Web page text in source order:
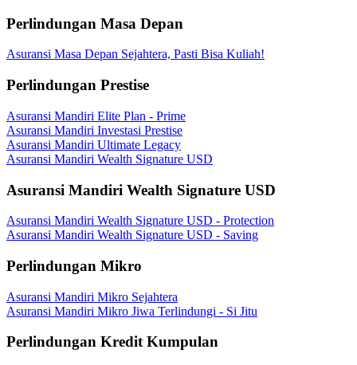
Perlindungan Masa Depan
Asuransi Masa Depan Sejahtera, Pasti Bisa Kuliah!
Perlindungan Prestise
Asuransi Mandiri Elite Plan - Prime
Asuransi Mandiri Investasi Prestise
Asuransi Mandiri Ultimate Legacy
Asuransi Mandiri Wealth Signature USD
Asuransi Mandiri Wealth Signature USD
Asuransi Mandiri Wealth Signature USD - Protection
Asuransi Mandiri Wealth Signature USD - Saving
Perlindungan Mikro
Asuransi Mandiri Mikro Sejahtera
Asuransi Mandiri Mikro Jiwa Terlindungi - Si Jitu
Perlindungan Kredit Kumpulan